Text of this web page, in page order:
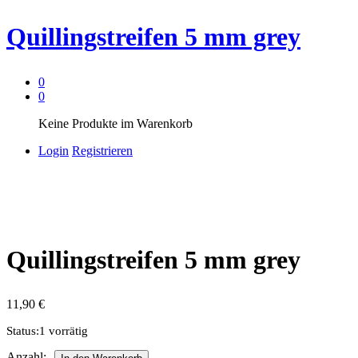
Quillingstreifen 5 mm grey
0
0
Keine Produkte im Warenkorb
Login Registrieren
Quillingstreifen 5 mm grey
11,90 €
Status:1 vorrätig